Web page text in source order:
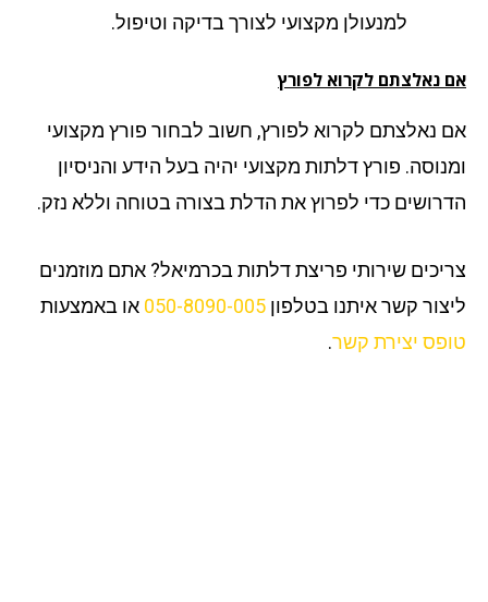
למנעולן מקצועי לצורך בדיקה וטיפול.
נאלצתם לקרוא לפורץ
נאלצתם לקרוא לפורץ, חשוב לבחור פורץ מקצועי
פורץ דלתות מקצועי יהיה בעל הידע והניסיון
כדי לפרוץ את הדלת בצורה בטוחה וללא נזק.
שירותי פריצת דלתות בכרמיאל? אתם מוזמנים
קשר איתנו בטלפון050-8090-005או באמצעות
יצירת קשר .